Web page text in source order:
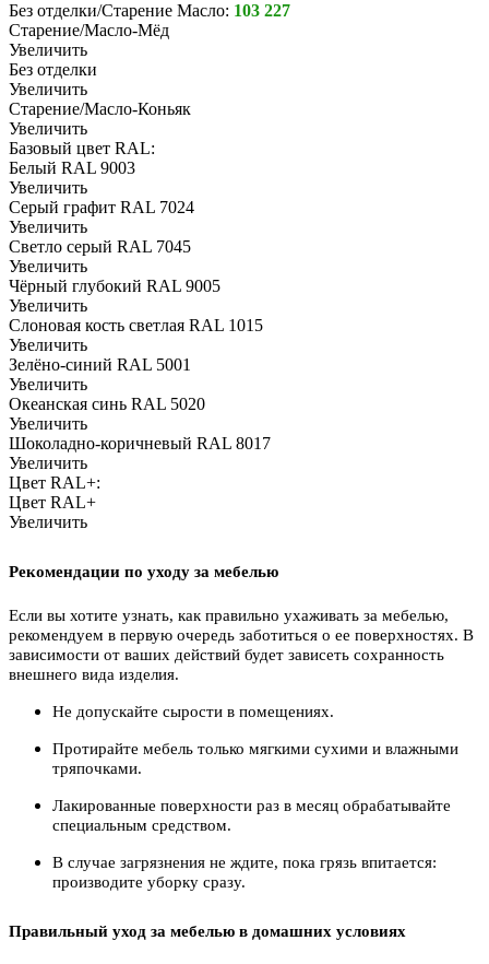
Без отделки/Старение Масло: 103 227
Старение/Масло-Мёд
Увеличить
Без отделки
Увеличить
Старение/Масло-Коньяк
Увеличить
Базовый цвет RAL:
Белый RAL 9003
Увеличить
Серый графит RAL 7024
Увеличить
Светло серый RAL 7045
Увеличить
Чёрный глубокий RAL 9005
Увеличить
Слоновая кость светлая RAL 1015
Увеличить
Зелёно-синий RAL 5001
Увеличить
Океанская синь RAL 5020
Увеличить
Шоколадно-коричневый RAL 8017
Увеличить
Цвет RAL+:
Цвет RAL+
Увеличить
Рекомендации по уходу за мебелью
Если вы хотите узнать, как правильно ухаживать за мебелью,
рекомендуем в первую очередь заботиться о ее поверхностях. В
зависимости от ваших действий будет зависеть сохранность
внешнего вида изделия.
Не допускайте сырости в помещениях.
Протирайте мебель только мягкими сухими и влажными
тряпочками.
Лакированные поверхности раз в месяц обрабатывайте
специальным средством.
В случае загрязнения не ждите, пока грязь впитается:
производите уборку сразу.
Правильный уход за мебелью в домашних условиях